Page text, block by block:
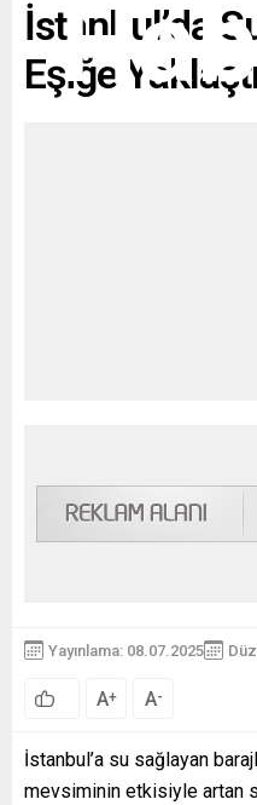
İstanbul’da
Eşiğe
Yayınlama: 08.07.2025
A+ A-
İstanbul’a su sağlayan
mevsiminin etkisiyle artan